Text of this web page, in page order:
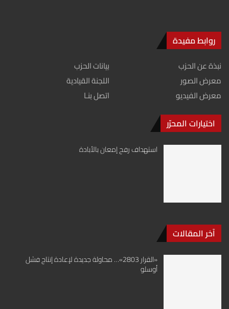
روابط مفيدة
نبذة عن الحزب
بيانات الحزب
معرض الصور
اللجنة القيادية
معرض الفيديو
اتصل بنـا
اختيارات المحرّر
استهداف رفح إمعان بالأبادة
آخر المقالات
«القرار 2803»… محاولة جديدة لإعادة إنتاج فشل
أوسلو